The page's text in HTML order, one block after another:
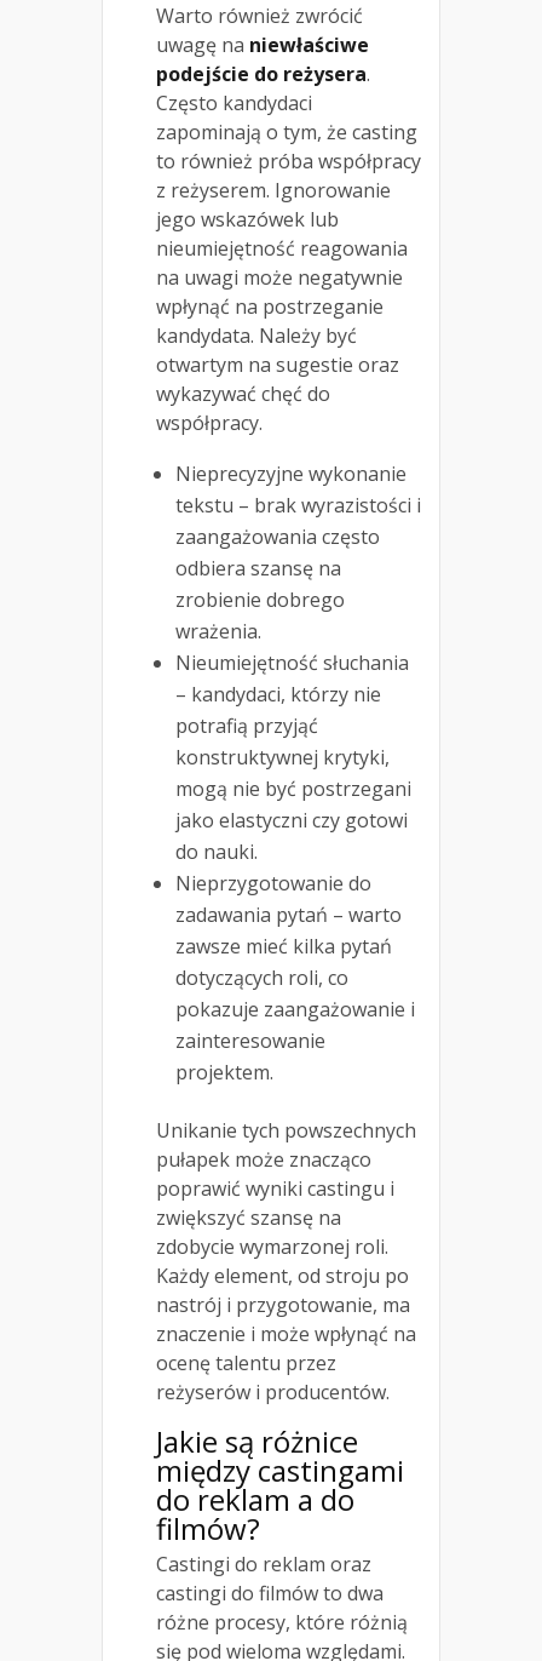
Warto również zwrócić
uwagę na niewłaściwe
podejście do reżysera.
Często kandydaci
zapominają o tym, że casting
to również próba współpracy
z reżyserem. Ignorowanie
jego wskazówek lub
nieumiejętność reagowania
na uwagi może negatywnie
wpłynąć na postrzeganie
kandydata. Należy być
otwartym na sugestie oraz
wykazywać chęć do
współpracy.
Nieprecyzyjne wykonanie
tekstu – brak wyrazistości i
zaangażowania często
odbiera szansę na
zrobienie dobrego
wrażenia.
Nieumiejętność słuchania
– kandydaci, którzy nie
potrafią przyjąć
konstruktywnej krytyki,
mogą nie być postrzegani
jako elastyczni czy gotowi
do nauki.
Nieprzygotowanie do
zadawania pytań – warto
zawsze mieć kilka pytań
dotyczących roli, co
pokazuje zaangażowanie i
zainteresowanie
projektem.
Unikanie tych powszechnych
pułapek może znacząco
poprawić wyniki castingu i
zwiększyć szansę na
zdobycie wymarzonej roli.
Każdy element, od stroju po
nastrój i przygotowanie, ma
znaczenie i może wpłynąć na
ocenę talentu przez
reżyserów i producentów.
Jakie są różnice
między castingami
do reklam a do
filmów?
Castingi do reklam oraz
castingi do filmów to dwa
różne procesy, które różnią
się pod wieloma względami.